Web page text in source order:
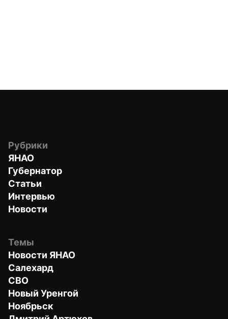
Рубрики
ЯНАО
Губернатор
Статьи
Интервью
Новости
Темы
Новости ЯНАО
Салехард
СВО
Новый Уренгой
Ноябрьск